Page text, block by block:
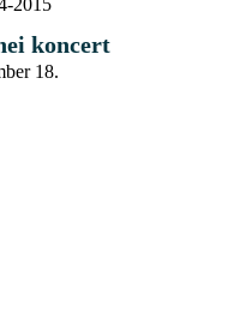
koncert
18.